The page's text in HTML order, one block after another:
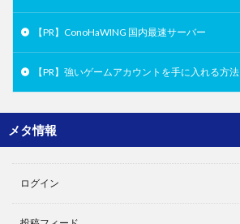
【PR】ConoHaWING 国内最速サーバー
【PR】強いゲームアカウントを手に入れる方法
メタ情報
ログイン